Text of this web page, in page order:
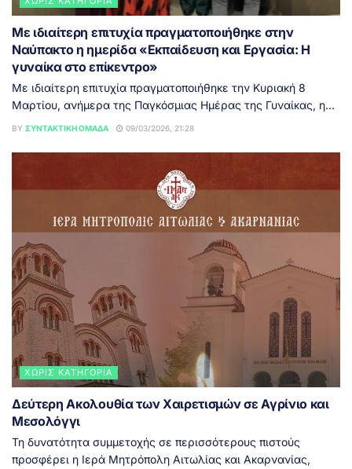
Με ιδιαίτερη επιτυχία πραγματοποιήθηκε στην
Ναύπακτο η ημερίδα «Εκπαίδευση και Εργασία: Η
γυναίκα στο επίκεντρο»
Με ιδιαίτερη επιτυχία πραγματοποιήθηκε την Κυριακή 8
Μαρτίου, ανήμερα της Παγκόσμιας Ημέρας της Γυναίκας, η...
BY ΣΥΝΤΑΚΤΙΚΉ ΟΜΆΔΑ 09/03/2026, 21:28
ΧΩΡΊΣ ΚΑΤΗΓΟΡΊΑ
Δεύτερη Ακολουθία των Χαιρετισμών σε Αγρίνιο και
Μεσολόγγι
Τη δυνατότητα συμμετοχής σε περισσότερους πιστούς
προσφέρει η Ιερά Μητρόπολη Αιτωλίας και Ακαρνανίας,